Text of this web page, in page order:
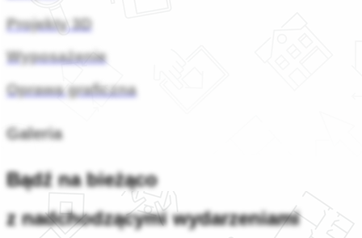
Projekty 3D
Wyposażenie
Oprawa graficzna
Galeria
Bądź na bieżąco
z nadchodzącymi wydarzeniami